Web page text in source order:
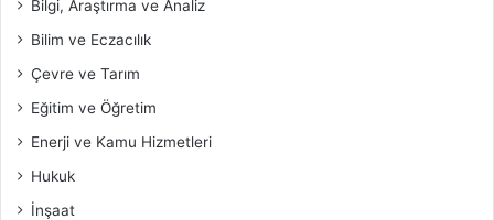
Bilgi, Araştırma ve Analiz
Bilim ve Eczacılık
Çevre ve Tarım
Eğitim ve Öğretim
Enerji ve Kamu Hizmetleri
Hukuk
İnşaat